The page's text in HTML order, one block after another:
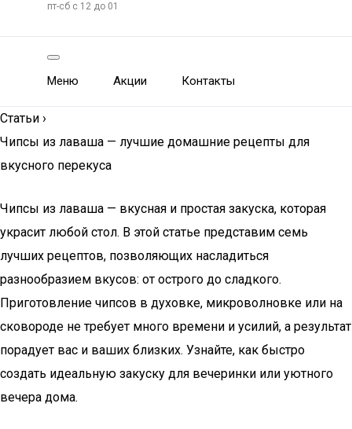
пт-сб с 12 до 01
Меню Акции Контакты
Статьи ›
Чипсы из лаваша — лучшие домашние рецепты для
вкусного перекуса
Чипсы из лаваша — вкусная и простая закуска, которая
украсит любой стол. В этой статье представим семь
лучших рецептов, позволяющих насладиться
разнообразием вкусов: от острого до сладкого.
Приготовление чипсов в духовке, микроволновке или на
сковороде не требует много времени и усилий, а результат
порадует вас и ваших близких. Узнайте, как быстро
создать идеальную закуску для вечеринки или уютного
вечера дома.